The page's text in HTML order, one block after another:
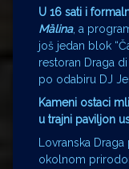
U 16 sati i
Mȁlina, a
još jedan blok
restoran Draga
po odabiru DJ
Kameni ostaci
u trajni paviljon
Lovranska
okolnom